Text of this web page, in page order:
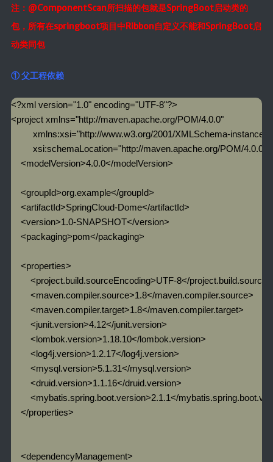
注：@ComponentScan所扫描的包就是SpringBoot启动类的
包，所有在springboot项目中Ribbon自定义不能和SpringBoot启
动类同包
① 父工程依赖
<?xml version="1.0" encoding="UTF-8"?>
<project xmlns="http://maven.apache.org/POM/4.0.0"
         xmlns:xsi="http://www.w3.org/2001/XMLSchema-instance"
xsi:schemaLocation="http://maven.apache.org/POM/
    <modelVersion>4.0.0</modelVersion>
    <groupId>org.example</groupId>
    <artifactId>SpringCloud-Dome</artifactId>
    <version>1.0-SNAPSHOT</version>
    <packaging>pom</packaging>
    <properties>
<project.build.sourceEncoding>UTF-8</
        <maven.compiler.source>1.8</maven.compiler.source>
        <maven.compiler.target>1.8</maven.compiler.target>
        <junit.version>4.12</junit.version>
        <lombok.version>1.18.10</lombok.version>
        <log4j.version>1.2.17</log4j.version>
        <mysql.version>5.1.31</mysql.version>
        <druid.version>1.1.16</druid.version>
<mybatis.spring.boot.version>2.1.1</
    </properties>
    <dependencyManagement>